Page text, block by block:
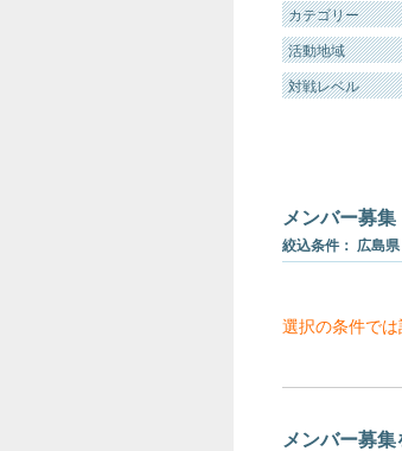
カテゴリー
活動地域
対戦レベル
メンバー募
絞込条件： 広島
選択の条件では
メンバー募